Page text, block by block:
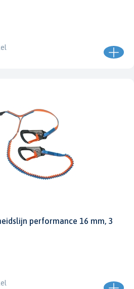
performance 16 mm, 3